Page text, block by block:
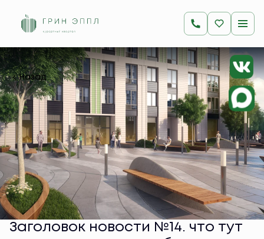
Назад
Заголовок новости №14. что тут